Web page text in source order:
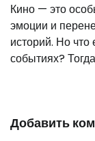
Кино — это
эмоции и
историй. Но
событиях?
Добавить